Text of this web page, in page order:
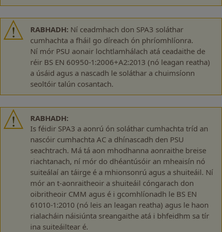
RABHADH: Ní ceadmhach don SPA3 soláthar
cumhachta a fháil go díreach ón phríomhlíonra.
Ní mór PSU aonair lochtlamhálach atá ceadaithe de
réir BS EN 60950-1:2006+A2:2013 (nó leagan reatha)
a úsáid agus a nascadh le soláthar a chuimsíonn
seoltóir talún cosantach.
RABHADH:
Is féidir SPA3 a aonrú ón soláthar cumhachta tríd an
nascóir cumhachta AC a dhínascadh den PSU
seachtrach. Má tá aon mhodhanna aonraithe breise
riachtanach, ní mór do dhéantúsóir an mheaisín nó
suiteálaí an táirge é a mhionsonrú agus a shuiteáil. Ní
mór an t-aonraitheoir a shuiteáil cóngarach don
oibritheoir CMM agus é i gcomhlíonadh le BS EN
61010-1:2010 (nó leis an leagan reatha) agus le haon
rialacháin náisiúnta sreangaithe atá i bhfeidhm sa tír
ina suiteáiltear é.